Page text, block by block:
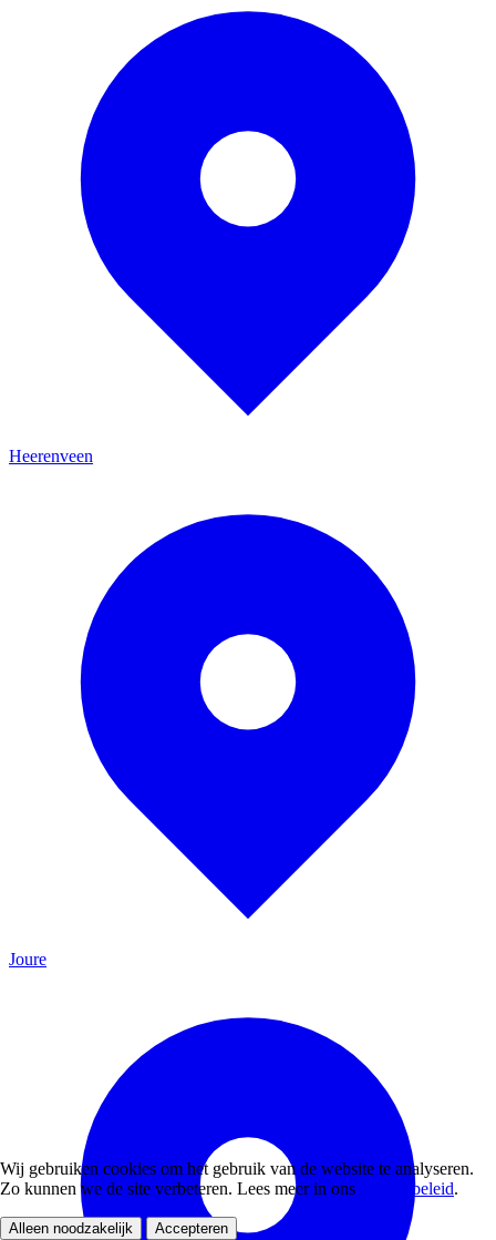
Heerenveen
Joure
Wij gebruiken cookies om het gebruik van de website te analyseren.
Zo kunnen we de site verbeteren. Lees meer in ons
privacybeleid.
Alleen noodzakelijk Accepteren